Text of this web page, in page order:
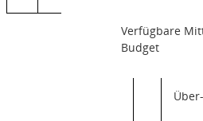
Verfügbare
Budget